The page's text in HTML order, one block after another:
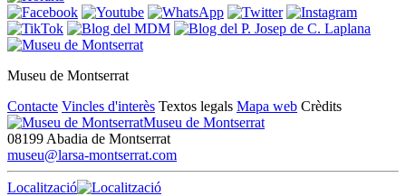
Museu de Montserrat
Contacte Vincles d'interès Textos legals Mapa web Crèdits
Museu de Montserrat
08199 Abadia de Montserrat
museu@larsa-montserrat.com
Localització